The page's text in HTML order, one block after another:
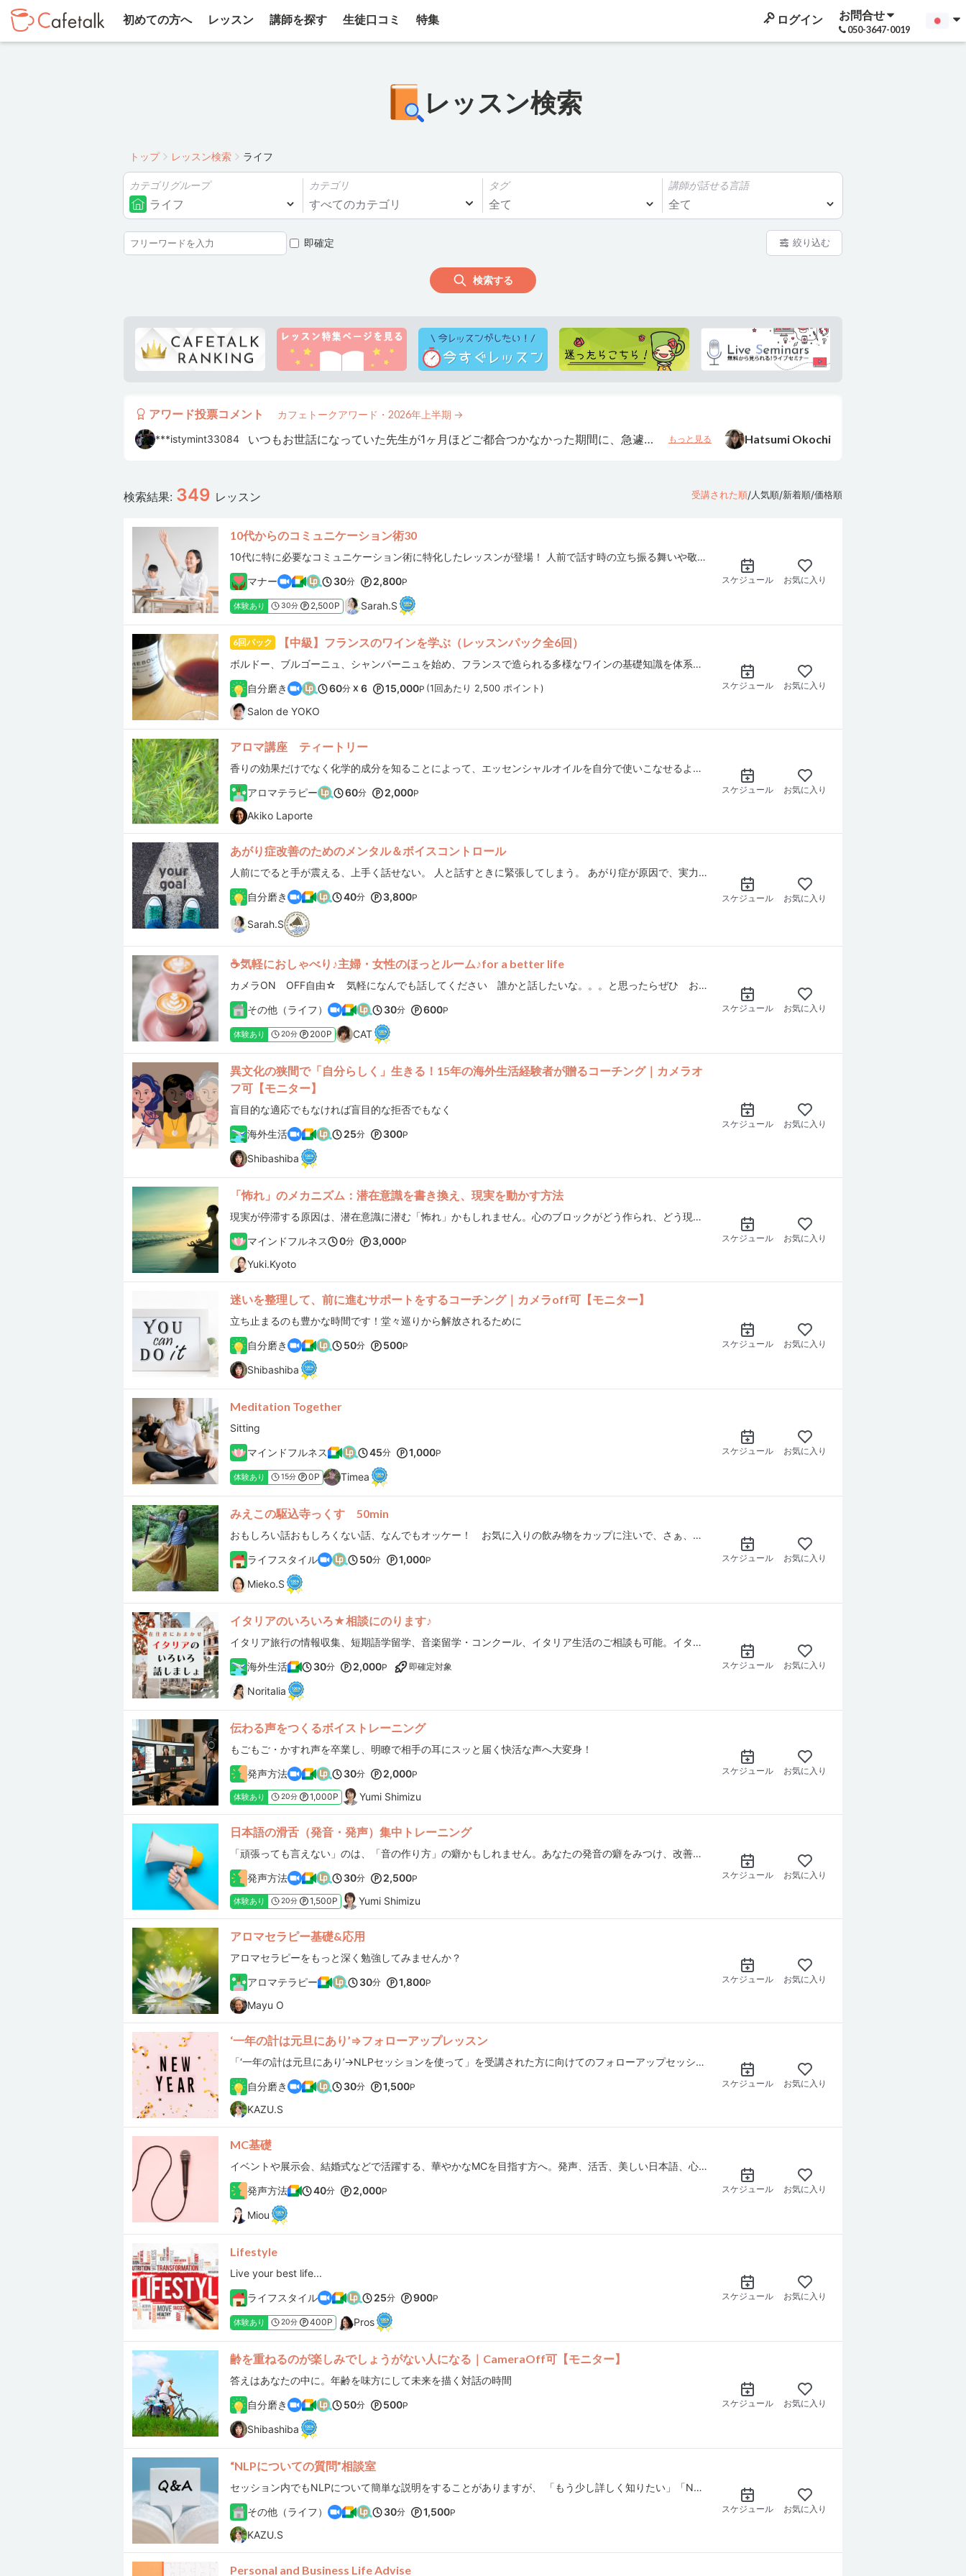
初めての方へ レッスン 講師を探す 生徒口コミ 特集 ログイン お問合せ
050-3647-0019
レッスン検索
トップ レッスン検索 ライフ
カテゴリグループ
ライフ
カテゴリ
すべてのカテゴリ
タグ
全て
講師が話せる言語
全て
即確定 絞り込む
検索する
アワード投票コメント カフェトークアワード・2026年上半期 →
***ane1125
***istymint33084 いつもお世話になっていた先生が1ヶ月ほどご都合つかなかった期間に、急遽オンラインで先生を探し、娘のレッスンをしていただきました。分かりやすく教えてくださり、これまでの先生にも習っていますが、わかりやすいレッスンのようで、今もときどきみてもらっていて感謝しています♡ もっと見る Hatsumi Okochi
***hiro11 文法とか基礎の基礎から丁寧に説明してくれて、とてもプロフェッショナルさを感じました。 文法を学ばずにここまで来たので、先生が分かりやすく説明してくれたおかげで、表現力と応用力がすこし上がりました。ありがとうございます。 もっと見る choi.sy
***fu
***omi_limei 細々と続いています。いつも知らない絵や画家を教えていただけるのが楽しみです。 Pilar Barrera
***yanP
*** 勉強方法について相談すると、とても親身になって考えて下さり、レッスンに取り入れて下さいました。ありがとうございます。これからもよろしくお願いします。 mogumogu
***chan3f 楽しくためになる講座でした。 また受けたいと思います。
***owers Mark Wickham
***a.hide
検索結果: 349 レッスン 受講された順/人気順/新着順/価格順
10代からのコミュニケーション術30
10代に特に必要なコミュニケーション術に特化したレッスンが登場！ 人前で話す時の立ち振る舞いや敬語などのマナー、友人や家族との円滑なコミュニケーション、スピーチ・面接対策に！！
マナー
30分 2,800P
体験あり 30分 2,500P Sarah.S
スケジュール お気に入り
6回パック 【中級】フランスのワインを学ぶ（レッスンパック全6回）
ボルドー、ブルゴーニュ、シャンパーニュを始め、フランスで造られる多様なワインの基礎知識を体系的に知りたい方におすすめのレッスンです。
自分磨き
60分 X 6 15,000P (1回あたり 2,500 ポイント)
Salon de YOKO
スケジュール お気に入り
アロマ講座 ティートリー
香りの効果だけでなく化学的成分を知ることによって、エッセンシャルオイルを自分で使いこなせるようになります。 実はエッセンシャルオイルの化学成分を知ることは、とっても有益なことです。自分で目的に沿ったものが作れるようになると、より効果的に使うことができます。 エッセンシャルオイルを、日常生活で簡単に使ってみませんか。 まずは、どんなハーブからどんなふうにエッセンシャルオイルが作られていて、どんな成分があるのかを勉強しましょう。そしてハーブ水などを作ってみましょう。 今回は、ティートリーです。
アロマテラピー
60分 2,000P
Akiko Laporte
スケジュール お気に入り
あがり症改善のためのメンタル＆ボイスコントロール
人前にでると手が震える、上手く話せない。 人と話すときに緊張してしまう。 あがり症が原因で、実力がいまいち発揮できない方に オススメのメンタルと声のコントロールのレッスンです！ 日常・職場での会話から面接やスピーチ対策にも！
自分磨き
40分 3,800P
Sarah.S
スケジュール お気に入り
☕気軽におしゃべり♪主婦・女性のほっとルーム♪for a better life
カメラON OFF自由☆ 気軽になんでも話してください 誰かと話したいな。。。と思ったらぜひ お気軽に入ってくださいね♪
その他（ライフ）
30分 600P
体験あり 20分 200P CAT
スケジュール お気に入り
異文化の狭間で「自分らしく」生きる！15年の海外生活経験者が贈るコーチング｜カメラオ
フ可【モニター】
盲目的な適応でもなければ盲目的な拒否でもなく
海外生活
25分 300P
Shibashiba
スケジュール お気に入り
「怖れ」のメカニズム：潜在意識を書き換え、現実を動かす方法
現実が停滞する原因は、潜在意識に潜む「怖れ」かもしれません。心のブロックがどう作られ、どう現実に影響するかを解説します。苦しみの正体を知り、自分を縛る制限を解き放つ。新しい一歩を踏み出すための動画です。
マインドフルネス
0分 3,000P
Yuki.Kyoto
スケジュール お気に入り
迷いを整理して、前に進むサポートをするコーチング｜カメラoff可【モニター】
立ち止まるのも豊かな時間です！堂々巡りから解放されるために
自分磨き
50分 500P
Shibashiba
スケジュール お気に入り
Meditation Together
Sitting
マインドフルネス
45分 1,000P
体験あり 15分 0P Timea
スケジュール お気に入り
みえこの駆込寺っくす 50min
おもしろい話おもしろくない話、なんでもオッケー！ お気に入りの飲み物をカップに注いで、さぁ、超能力ゼロ透視力ゼロのみえこがお待ちしてますよ♪
ライフスタイル
50分 1,000P
Mieko.S
スケジュール お気に入り
イタリアのいろいろ★相談にのります♪
イタリア旅行の情報収集、短期語学留学、音楽留学・コンクール、イタリア生活のご相談も可能。イタリア在住20年越え、仕事やプライベートで数々の荒波を超えてきた講師が古い情報・聞き伝えでは終わらない、在住者ならではの最新情報をシェアします♪
海外生活
30分 2,000P 即確定対象
Noritalia
スケジュール お気に入り
伝わる声をつくるボイストレーニング
もごもご・かすれ声を卒業し、明瞭で相手の耳にスッと届く快活な声へ大変身！
発声方法
30分 2,000P
体験あり 20分 1,000P Yumi Shimizu
スケジュール お気に入り
日本語の滑舌（発音・発声）集中トレーニング
「頑張っても言えない」のは、「音の作り方」の癖かもしれません。あなたの発音の癖をみつけ、改善のためのレッスン方法を提案します
発声方法
30分 2,500P
体験あり 20分 1,500P Yumi Shimizu
スケジュール お気に入り
アロマセラピー基礎&応用
アロマセラピーをもっと深く勉強してみませんか？
アロマテラピー
30分 1,800P
Mayu O
スケジュール お気に入り
‘一年の計は元旦にあり’⇒フォローアップレッスン
「‘一年の計は元旦にあり’→NLPセッションを使って」を受講された方に向けてのフォローアップセッションです。
自分磨き
30分 1,500P
KAZU.S
スケジュール お気に入り
MC基礎
イベントや展示会、結婚式などで活躍する、華やかなMCを目指す方へ。発声、活舌、美しい日本語、心得などを学びましょう。
発声方法
40分 2,000P
Miou
スケジュール お気に入り
Lifestyle
Live your best life...
ライフスタイル
25分 900P
体験あり 20分 400P Pros
スケジュール お気に入り
齢を重ねるのが楽しみでしょうがない人になる｜CameraOff可【モニター】
答えはあなたの中に。年齢を味方にして未来を描く対話の時間
自分磨き
50分 500P
Shibashiba
スケジュール お気に入り
“NLPについての質問”相談室
セッション内でもNLPについて簡単な説明をすることがありますが、 「もう少し詳しく知りたい」「NLPワークの意味や背景を理解したい」という方向けのレッスンです。
その他（ライフ）
30分 1,500P
KAZU.S
スケジュール お気に入り
Personal and Business Life Advise